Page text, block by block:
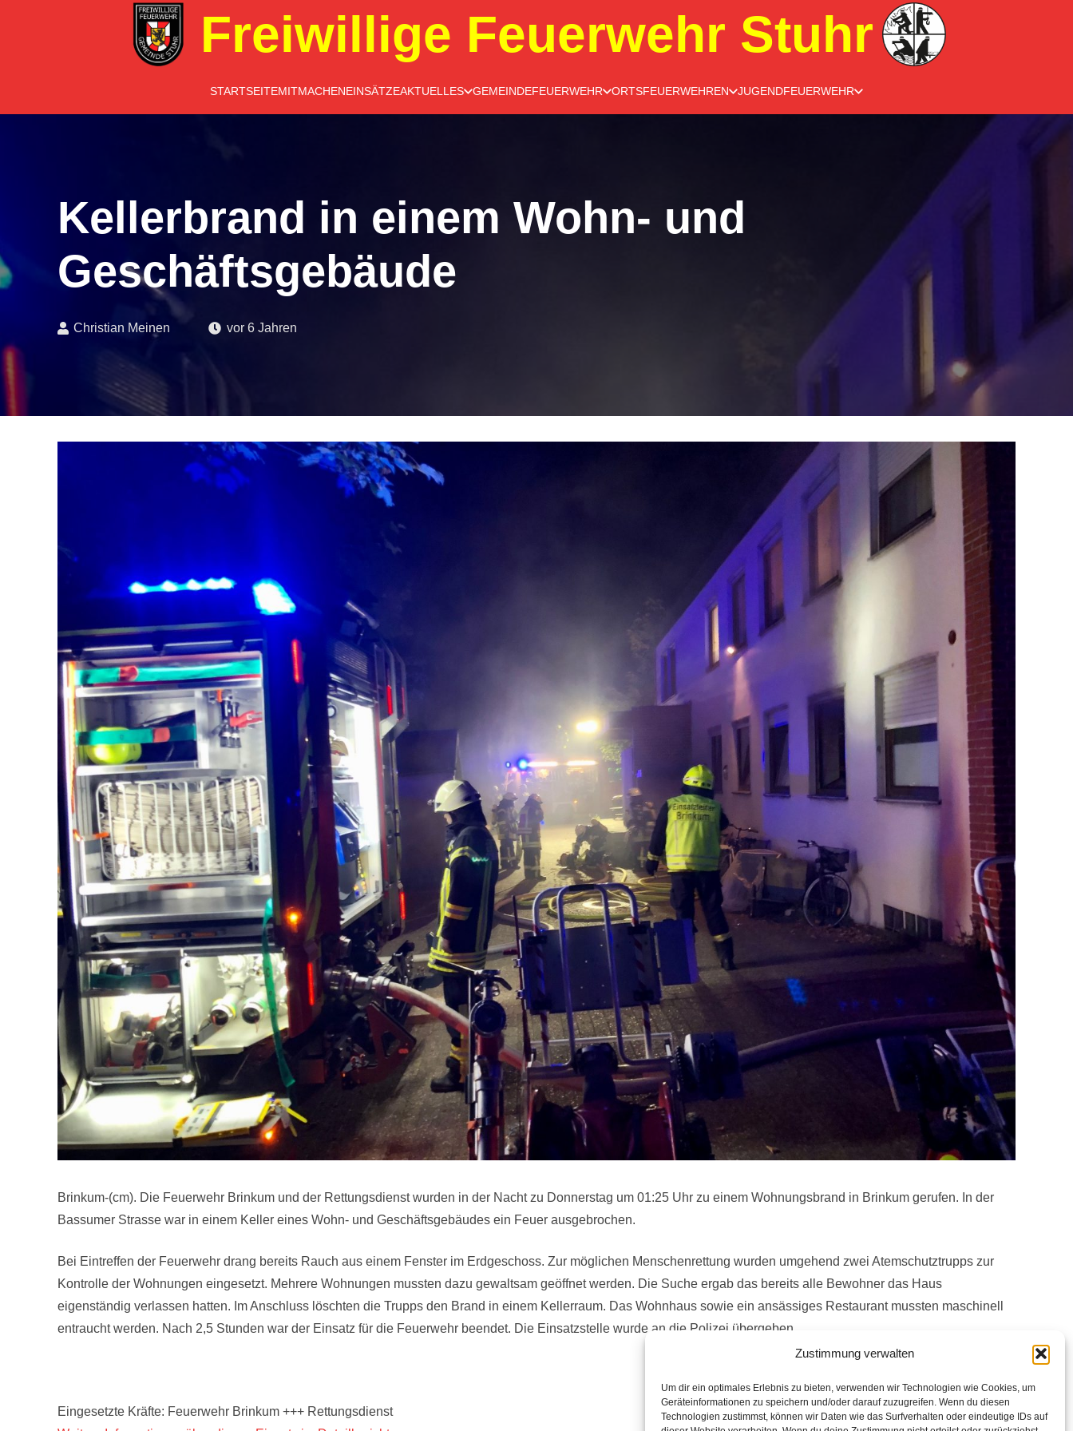
Zustimmung verwalten
Um dir ein optimales Erlebnis zu bieten, verwenden wir Technologien wie Cookies, um
Geräteinformationen zu speichern und/oder darauf zuzugreifen. Wenn du diesen
Technologien zustimmst, können wir Daten wie das Surfverhalten oder eindeutige IDs auf
Freiwillige Feuerwehr Stuhr
STARTSEITEMITMACHENEINSÄTZEAKTUELLES GEMEINDEFEUERWEHR ORTSFEUERWEHREN JUGENDFEUERWEHR
Kellerbrand in einem Wohn- und
Geschäftsgebäude
Christian Meinen vor 6 Jahren
Brinkum-(cm). Die Feuerwehr Brinkum und der Rettungsdienst wurden in der Nacht zu Donnerstag um 01:25 Uhr zu einem Wohnungsbrand in Brinkum gerufen. In der
Bassumer Strasse war in einem Keller eines Wohn- und Geschäftsgebäudes ein Feuer ausgebrochen.
Bei Eintreffen der Feuerwehr drang bereits Rauch aus einem Fenster im Erdgeschoss. Zur möglichen Menschenrettung wurden umgehend zwei Atemschutztrupps zur
Kontrolle der Wohnungen eingesetzt. Mehrere Wohnungen mussten dazu gewaltsam geöffnet werden. Die Suche ergab das bereits alle Bewohner das Haus
eigenständig verlassen hatten. Im Anschluss löschten die Trupps den Brand in einem Kellerraum. Das Wohnhaus sowie ein ansässiges Restaurant mussten maschinell
entraucht werden. Nach 2,5 Stunden war der Einsatz für die Feuerwehr beendet. Die Einsatzstelle wurde an die Polizei übergeben.
Eingesetzte Kräfte: Feuerwehr Brinkum +++ Rettungsdienst